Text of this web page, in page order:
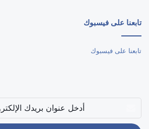
تابعنا على فيسبوك
تابعنا على فيسبوك
بريدك